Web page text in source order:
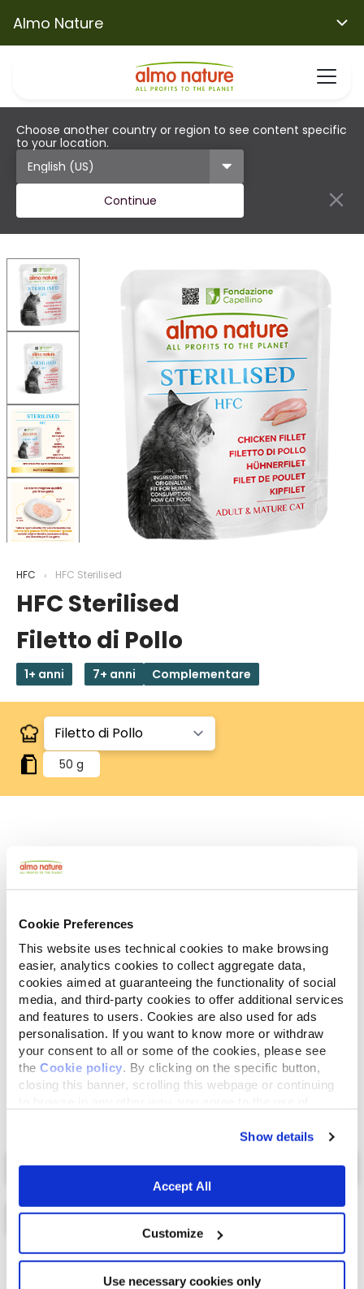
Cookie Preferences
This website uses technical cookies to make browsing
easier, analytics cookies to collect aggregate data,
cookies aimed at guaranteeing the functionality of social
media, and third-party cookies to offer additional services
and features to users. Cookies are also used for ads
personalisation. If you want to know more or withdraw
your consent to all or some of the cookies, please see
the Cookie policy. By clicking on the specific button,
closing this banner, scrolling this webpage or continuing
Show details
Accept All
Customize
Use necessary cookies only
Almo Nature
Choose another country or region to see content specific
to your location.
Continue
HFC HFC Sterilised
HFC Sterilised
Filetto di Pollo
1+ anni 7+ anni Complementare
50 g
Human Grade
Carne o pesce in origine idonei al consumo umano
e ora utilizzati in questi alimenti per cani o gatti.
Ricette no-gluten.
Monoproteico
Un'unica fonte di proteine animali. Ideale in caso di
difficoltà alimentari.
Ingredienti
Componenti analitici
Filetto di pollo 50%, brodo di pollo 49%, riso 1%.
Lista Mappa